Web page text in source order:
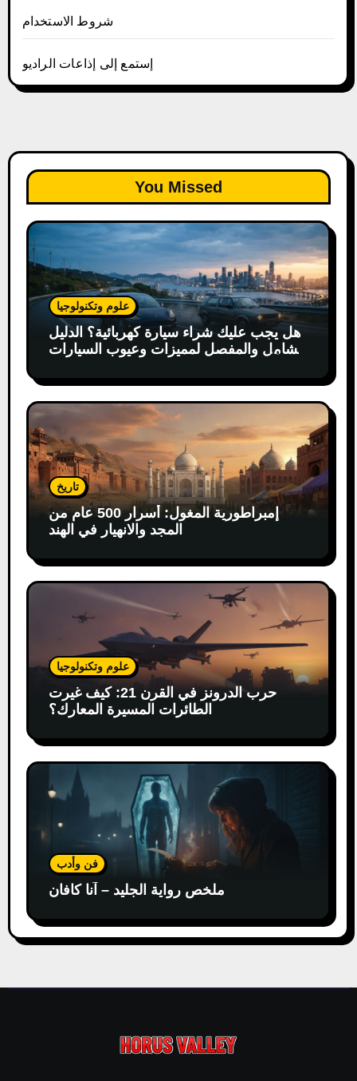
شروط الاستخدام
إستمع إلى إذاعات الراديو
You Missed
علوم وتكنولوجيا
هل يجب عليك شراء سيارة كهربائية؟ الدليل
الشامل والمفصل لمميزات وعيوب السيارات
تاريخ
إمبراطورية المغول: أسرار 500 عام من
المجد والانهيار في الهند
علوم وتكنولوجيا
حرب الدرونز في القرن 21: كيف غيرت
الطائرات المسيرة المعارك؟
فن وأدب
ملخص رواية الجليد – آنا كافان